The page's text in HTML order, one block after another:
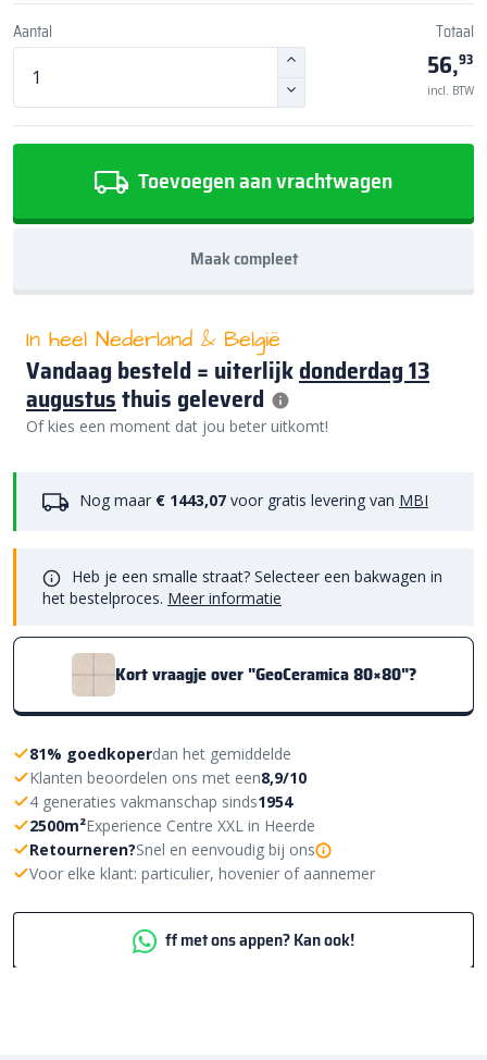
Aantal Totaal
56,93
incl. BTW
Toevoegen aan vrachtwagen
Maak compleet
In heel Nederland & België
Vandaag besteld = uiterlijkdonderdag 13
augustusthuis geleverd
Of kies een moment dat jou beter uitkomt!
Nog maar € 1443,07 voor gratis levering van MBI
Heb je een smalle straat? Selecteer een bakwagen in
het bestelproces. Meer informatie
Kort vraagje over "GeoCeramica 80×80"?
81% goedkoperdan het gemiddelde
Klanten beoordelen ons met een8,9/10
4 generaties vakmanschap sinds1954
2500m²Experience Centre XXL in Heerde
Retourneren?Snel en eenvoudig bij ons
Voor elke klant: particulier, hovenier of aannemer
ff met ons appen? Kan ook!